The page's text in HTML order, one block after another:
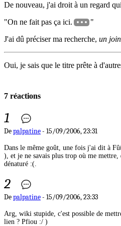
De nouveau, j'ai droit à un regard
"On ne fait pas ça ici.
"
J'ai dû préciser ma recherche, un
Oui, je sais que le titre prête à
7 réactions
1
Depalpatine- 15/09/2006, 23:31
Dans le même goût, une fois j'ai dit à
), et je ne savais plus trop où me
dénaturé :(.
2
Depalpatine- 15/09/2006, 23:33
Arg, wiki stupide, c'est possible de
lien ? Pfiou :/ )